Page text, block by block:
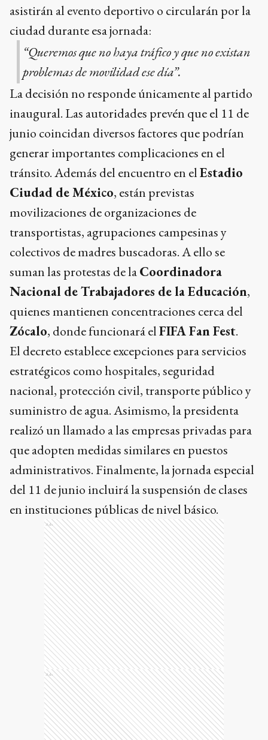
asistirán al evento deportivo o circularán por la
ciudad durante esa jornada:
“Queremos que no haya tráfico y que no existan
problemas de movilidad ese día”.
La decisión no responde únicamente al partido
inaugural. Las autoridades prevén que el 11 de
junio coincidan diversos factores que podrían
generar importantes complicaciones en el
tránsito. Además del encuentro en elEstadio
Ciudad de México, están previstas
movilizaciones de organizaciones de
transportistas, agrupaciones campesinas y
colectivos de madres buscadoras. A ello se
suman las protestas de laCoordinadora
Nacional de Trabajadores de la Educación,
quienes mantienen concentraciones cerca del
Zócalo, donde funcionará elFIFA Fan Fest.
El decreto establece excepciones para servicios
estratégicos como hospitales, seguridad
nacional, protección civil, transporte público y
suministro de agua. Asimismo, la presidenta
realizó un llamado a las empresas privadas para
que adopten medidas similares en puestos
administrativos. Finalmente, la jornada especial
del 11 de junio incluirá la suspensión de clases
en instituciones públicas de nivel básico.
Ads
Ads